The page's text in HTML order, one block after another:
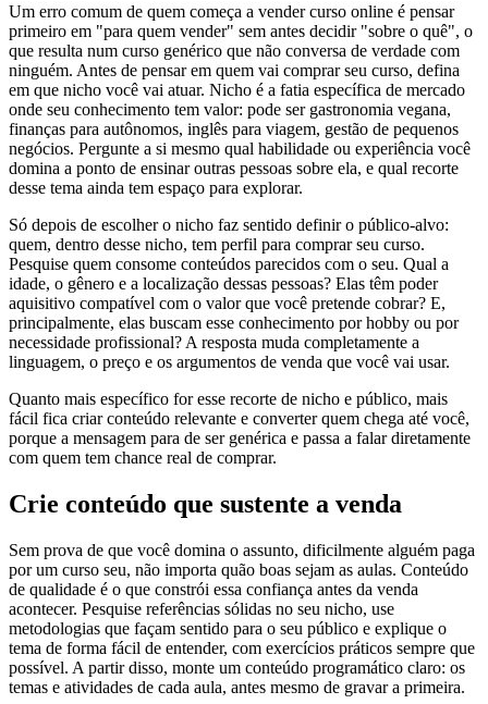
Um erro comum de quem começa a vender curso online é pensar
primeiro em "para quem vender" sem antes decidir "sobre o quê", o
que resulta num curso genérico que não conversa de verdade com
ninguém. Antes de pensar em quem vai comprar seu curso, defina
em que nicho você vai atuar. Nicho é a fatia específica de mercado
onde seu conhecimento tem valor: pode ser gastronomia vegana,
finanças para autônomos, inglês para viagem, gestão de pequenos
negócios. Pergunte a si mesmo qual habilidade ou experiência você
domina a ponto de ensinar outras pessoas sobre ela, e qual recorte
desse tema ainda tem espaço para explorar.
Só depois de escolher o nicho faz sentido definir o público-alvo:
quem, dentro desse nicho, tem perfil para comprar seu curso.
Pesquise quem consome conteúdos parecidos com o seu. Qual a
idade, o gênero e a localização dessas pessoas? Elas têm poder
aquisitivo compatível com o valor que você pretende cobrar? E,
principalmente, elas buscam esse conhecimento por hobby ou por
necessidade profissional? A resposta muda completamente a
linguagem, o preço e os argumentos de venda que você vai usar.
Quanto mais específico for esse recorte de nicho e público, mais
fácil fica criar conteúdo relevante e converter quem chega até você,
porque a mensagem para de ser genérica e passa a falar diretamente
com quem tem chance real de comprar.
Crie conteúdo que sustente a venda
Sem prova de que você domina o assunto, dificilmente alguém paga
por um curso seu, não importa quão boas sejam as aulas. Conteúdo
de qualidade é o que constrói essa confiança antes da venda
acontecer. Pesquise referências sólidas no seu nicho, use
metodologias que façam sentido para o seu público e explique o
tema de forma fácil de entender, com exercícios práticos sempre que
possível. A partir disso, monte um conteúdo programático claro: os
temas e atividades de cada aula, antes mesmo de gravar a primeira.